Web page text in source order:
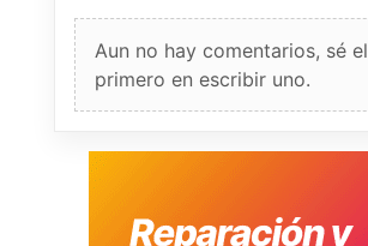
Aun no hay comentarios, sé el
primero en escribir uno.